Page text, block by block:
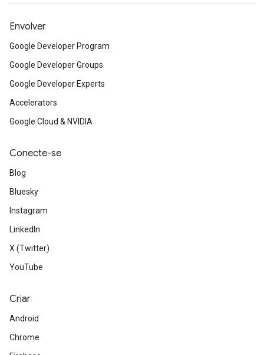
Envolver
Google Developer Program
Google Developer Groups
Google Developer Experts
Accelerators
Google Cloud & NVIDIA
Conecte-se
Blog
Bluesky
Instagram
LinkedIn
X (Twitter)
YouTube
Criar
Android
Chrome